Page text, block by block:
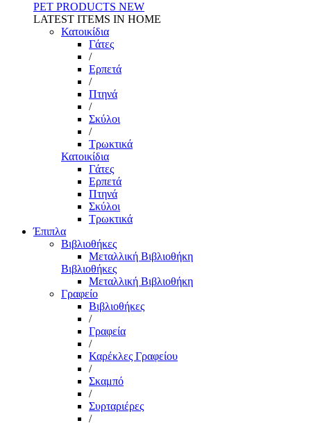
PET PRODUCTS NEW
LATEST ITEMS IN HOME
Κατοικίδια
Γάτες
/
Ερπετά
/
Πτηνά
/
Σκύλοι
/
Τρωκτικά
Κατοικίδια
Γάτες
Ερπετά
Πτηνά
Σκύλοι
Τρωκτικά
Έπιπλα
Βιβλιοθήκες
Μεταλλική Βιβλιοθήκη
Βιβλιοθήκες
Μεταλλική Βιβλιοθήκη
Γραφείο
Βιβλιοθήκες
/
Γραφεία
/
Καρέκλες Γραφείου
/
Σκαμπό
/
Συρταριέρες
/